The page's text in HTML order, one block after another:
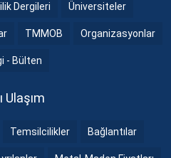
Dergileri Üniversiteler
TMMOB Organizasyonlar
- Bülten
Ulaşım
Temsilcilikler Bağlantılar